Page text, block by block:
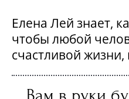
Елена Лей знает,
чтобы любой
счастливой жизни,